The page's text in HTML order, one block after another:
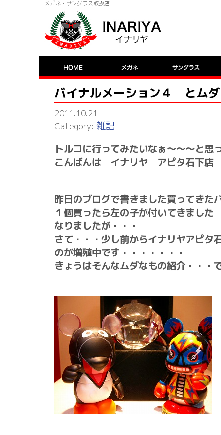
メガネ・サングラス取扱店
バイナルメーション４ とム
2011.10.21
雑記
トルコに行ってみたいなぁ～～～と思
こんばんは イナリヤ アピタ石下店
昨日のブログで書きました買ってきた
１個買ったら左の子が付いてきまし
なりましたが・・・
さて・・・少し前からイナリヤアピ
のが増殖中です・・・・・・・
きょうはそんなムダなもの紹介・・・